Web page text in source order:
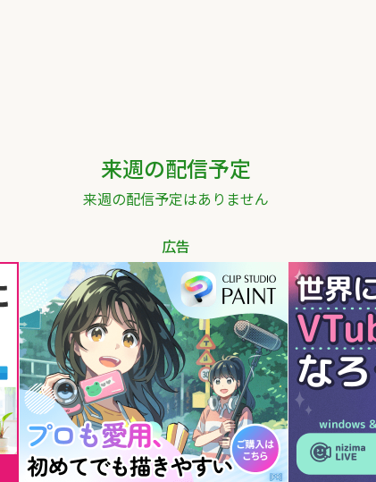
来週の配信予定
来週の配信予定はありません
広告